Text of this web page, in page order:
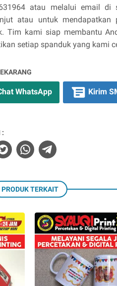
atau melalui email di
atau untuk mendapatkan
Tim kami siap membantu
setiap spanduk yang kami
WhatsApp Kirim
:
PRODUK TERKAIT